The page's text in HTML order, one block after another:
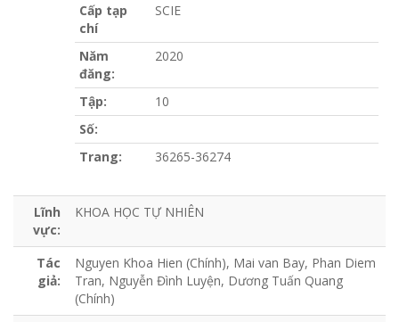
Cấp tạp
chí
SCIE
Năm
đăng:
2020
Tập:
10
Số:
Trang:
36265-36274
Lĩnh
vực:
KHOA HỌC TỰ NHIÊN
Tác
giả:
Nguyen Khoa Hien (Chính), Mai van Bay, Phan Diem
Tran, Nguyễn Đình Luyện, Dương Tuấn Quang
(Chính)